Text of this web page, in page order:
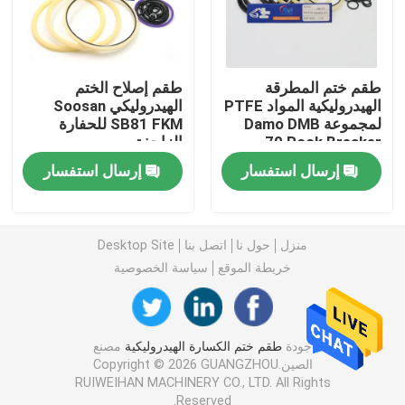
طقم ختم JCB
طقم ختم كوماتسو
ختم الزيت الهيدروليكي
ختم الغبار الهيدروليكي
ختم المكبس الهيدروليكي
طقم ختم المطرقة
الهيدروليكية المواد PTFE
لمجموعة Damo DMB
70 Rock Breaker
إرسال استفسار
طقم إصلاح الختم
الهيدروليكي Soosan
SB81 FKM للحفارة
الزاحفة
إرسال استفسار
منزل حول نا اتصل بنا
Desktop Site
خريطة الموقع
سياسة الخصوصية
جودة طقم ختم الكسارة الهيدروليكية مصنع
الصين.Copyright © 2026 GUANGZHOU
RUIWEIHAN MACHINERY CO., LTD. All Rights
Reserved.